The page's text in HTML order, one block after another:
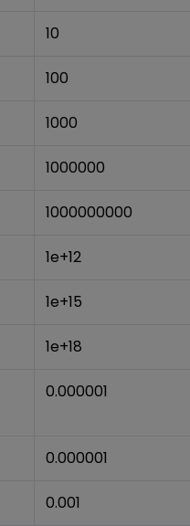
10
100
1000
1000000
1000000000
1e+12
1e+15
1e+18
0.000001
0.000001
0.001